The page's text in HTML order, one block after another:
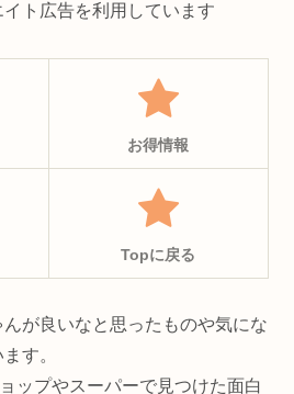
ト広告を利用しています
お得情報
Topに戻る
が良いなと思ったものや気にな
す。
ップやスーパーで見つけた面白